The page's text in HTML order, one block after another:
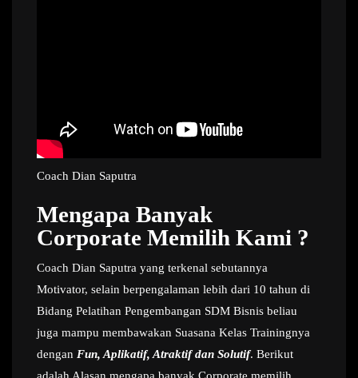
Coach Dian Saputra
Mengapa Banyak
Corporate Memilih Kami ?
Coach Dian Saputra yang terkenal sebutannya
Motivator, selain berpengalaman lebih dari 10 tahun di
Bidang Pelatihan Pengembangan SDM Bisnis beliau
juga mampu membawakan Suasana Kelas Trainingnya
dengan Fun, Aplikatif, Atraktif dan Solutif. Berikut